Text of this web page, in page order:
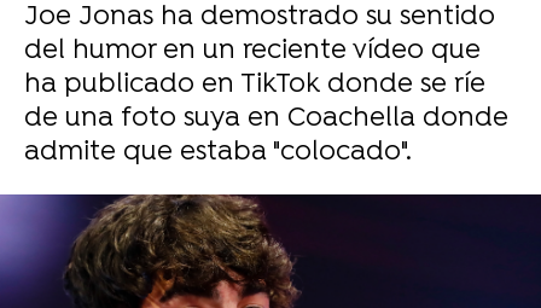
Joe Jonas ha demostrado su sentido
del humor en un reciente vídeo que
ha publicado en TikTok donde se ríe
de una foto suya en Coachella donde
admite que estaba "colocado".